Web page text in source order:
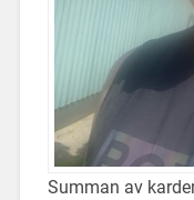
Summan av